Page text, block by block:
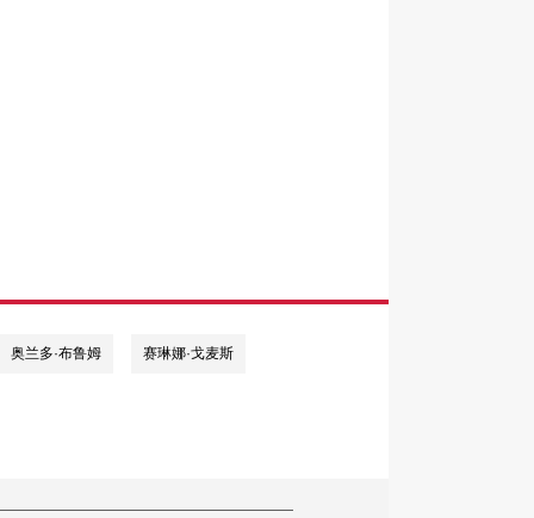
奥兰多·布鲁姆 赛琳娜·戈麦斯